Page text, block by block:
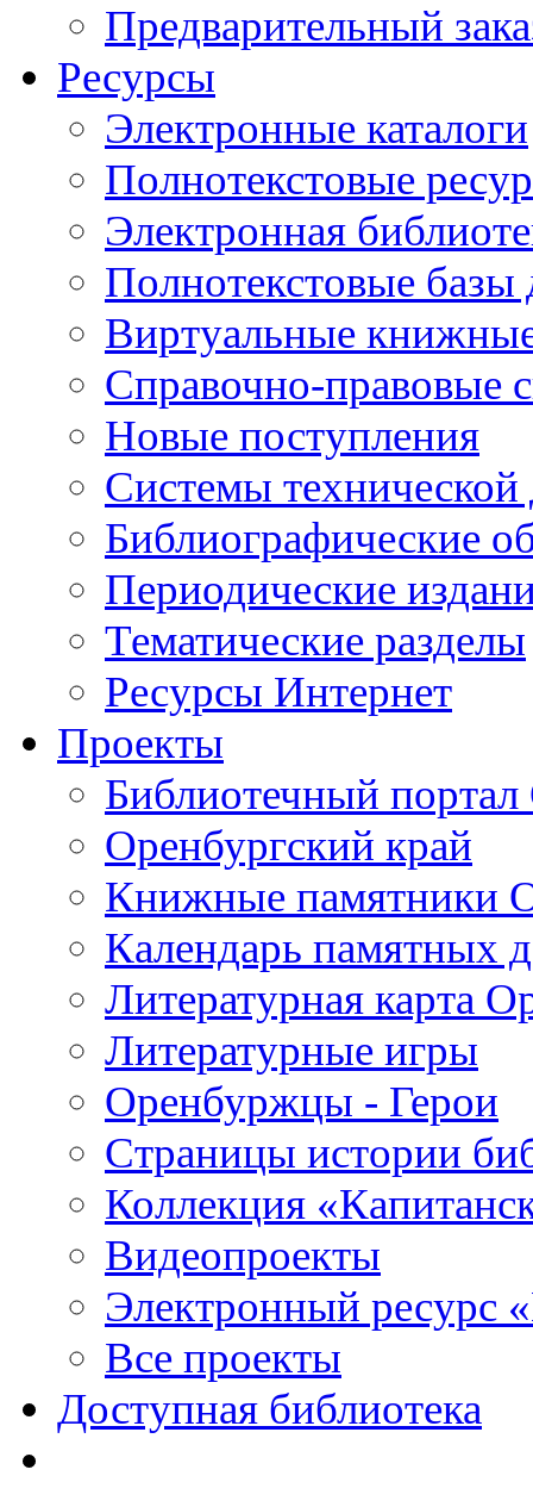
Предварительный
Ресурсы
Электронные каталоги
Полнотекстовые
Электронная
Полнотекстовые
Виртуальные
Справочно-правовые
Новые поступления
Cистемы
Библиографические
Периодические
Тематические разделы
Ресурсы Интернет
Проекты
Библиотечный портал
Оренбургский край
Книжные памятники
Календарь памятных
Литературная карта
Литературные игры
Оренбуржцы - Герои
Страницы истории
Коллекция
Видеопроекты
Электронный ресурс
Все проекты
Доступная библиотека